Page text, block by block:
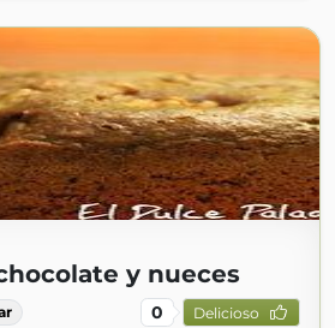
y nueces
0 Delicioso